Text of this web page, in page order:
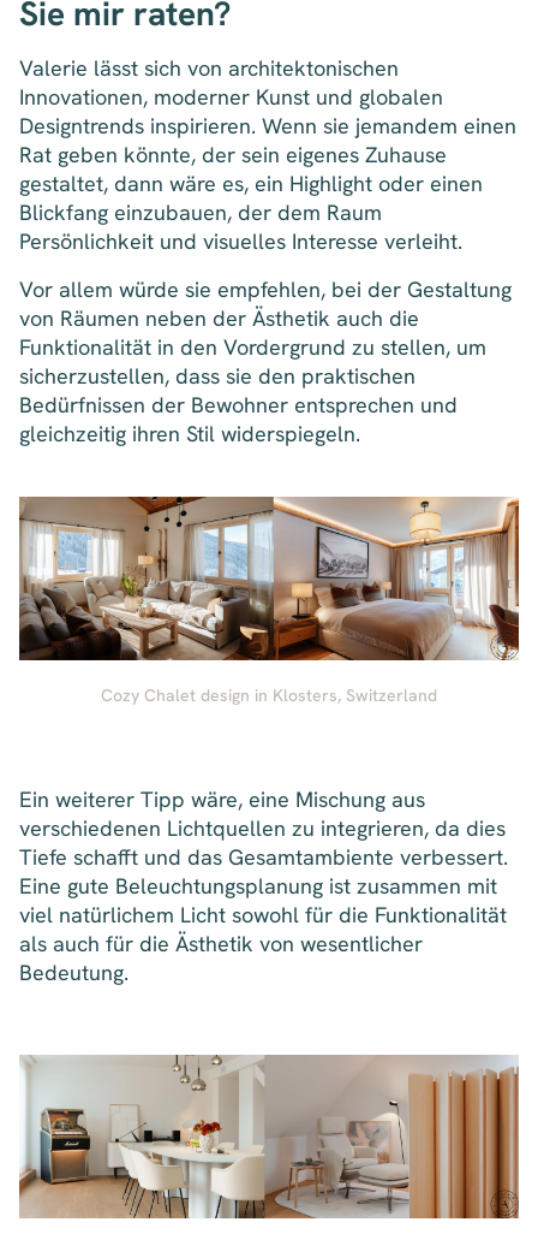
Sie mir raten?
Valerie lässt sich von architektonischen
Innovationen, moderner Kunst und globalen
Designtrends inspirieren. Wenn sie jemandem einen
Rat geben könnte, der sein eigenes Zuhause
gestaltet, dann wäre es, ein Highlight oder einen
Blickfang einzubauen, der dem Raum
Persönlichkeit und visuelles Interesse verleiht.
Vor allem würde sie empfehlen, bei der Gestaltung
von Räumen neben der Ästhetik auch die
Funktionalität in den Vordergrund zu stellen, um
sicherzustellen, dass sie den praktischen
Bedürfnissen der Bewohner entsprechen und
gleichzeitig ihren Stil widerspiegeln.
Cozy Chalet design in Klosters, Switzerland
Ein weiterer Tipp wäre, eine Mischung aus
verschiedenen Lichtquellen zu integrieren, da dies
Tiefe schafft und das Gesamtambiente verbessert.
Eine gute Beleuchtungsplanung ist zusammen mit
viel natürlichem Licht sowohl für die Funktionalität
als auch für die Ästhetik von wesentlicher
Bedeutung.